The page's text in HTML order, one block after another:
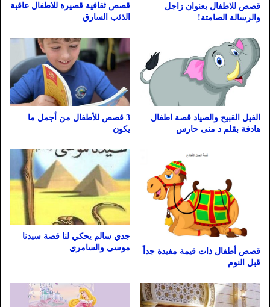
قصص للاطفال بعنوان زاجل
والرسالة الصامتة!
قصص ثقافية قصيرة للاطفال عاقبة
الذئب السارق
الفيل القبيح والصياد قصة اطفال
هادفة بقلم د منى حارس
3 قصص للأطفال من أجمل ما
يكون
قصص أطفال ذات قيمة مفيدة جداً
قبل النوم
جدي سالم يحكي لنا قصة سيدنا
موسى والسامري